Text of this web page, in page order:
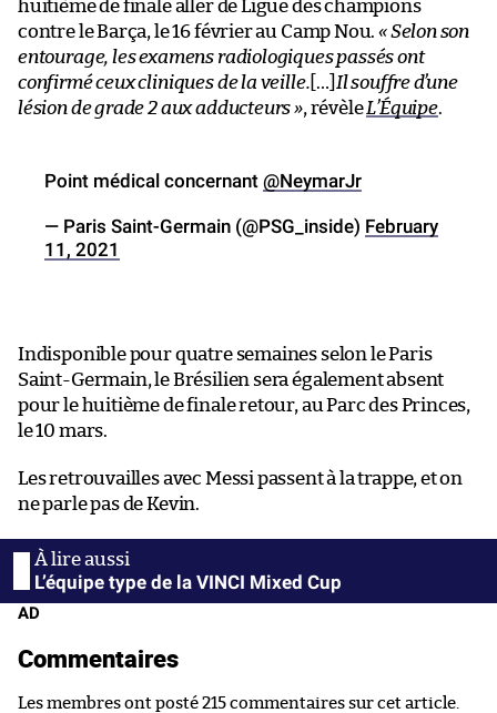
huitième de finale aller de Ligue des champions
contre le Barça, le 16 février au Camp Nou.« Selon son
entourage, les examens radiologiques passés ont
confirmé ceux cliniques de la veille. […] Il souffre d’une
lésion de grade 2 aux adducteurs », révèleL’Équipe.
Point médical concernant @NeymarJr
— Paris Saint-Germain (@PSG_inside) February
11, 2021
Indisponible pour quatre semaines selon le Paris
Saint-Germain, le Brésilien sera également absent
pour le huitième de finale retour, au Parc des Princes,
le 10 mars.
Les retrouvailles avec Messi passent à la trappe, et on
ne parle pas de Kevin.
L’équipe type de la VINCI Mixed Cup
AD
Commentaires
Les membres ont posté 215 commentaires sur cet article.